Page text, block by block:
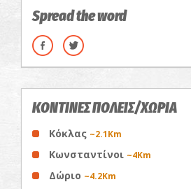
Spread the word
ΚΟΝΤΙΝΕΣ ΠΟΛΕΙΣ/ΧΩΡΙΑ
Κόκλας ~2.1Km
Κωνσταντίνοι ~4Km
Δώριο ~4.2Km